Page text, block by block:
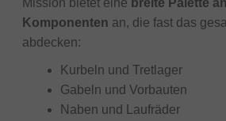
Komponenten an, die fast das
abdecken:
Kurbeln und Tretlager
Gabeln und Vorbauten
Naben und Laufräder